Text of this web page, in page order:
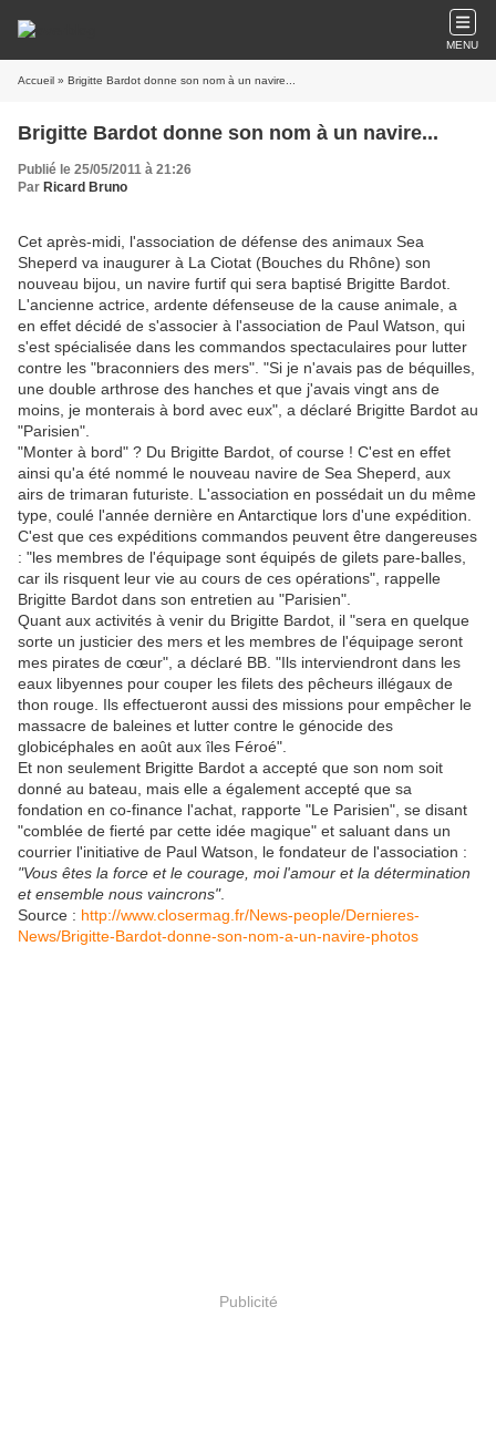
MENU
Accueil » Brigitte Bardot donne son nom à un navire...
Brigitte Bardot donne son nom à un navire...
Publié le 25/05/2011 à 21:26
Par Ricard Bruno
Cet après-midi, l'association de défense des animaux Sea
Sheperd va inaugurer à La Ciotat (Bouches du Rhône) son
nouveau bijou, un navire furtif qui sera baptisé Brigitte Bardot.
L'ancienne actrice, ardente défenseuse de la cause animale, a
en effet décidé de s'associer à l'association de Paul Watson, qui
s'est spécialisée dans les commandos spectaculaires pour lutter
contre les "braconniers des mers". "Si je n'avais pas de béquilles,
une double arthrose des hanches et que j'avais vingt ans de
moins, je monterais à bord avec eux", a déclaré Brigitte Bardot au
"Parisien".
"Monter à bord" ? Du Brigitte Bardot, of course ! C'est en effet
ainsi qu'a été nommé le nouveau navire de Sea Sheperd, aux
airs de trimaran futuriste. L'association en possédait un du même
type, coulé l'année dernière en Antarctique lors d'une expédition.
C'est que ces expéditions commandos peuvent être dangereuses
: "les membres de l'équipage sont équipés de gilets pare-balles,
car ils risquent leur vie au cours de ces opérations", rappelle
Brigitte Bardot dans son entretien au "Parisien".
Quant aux activités à venir du Brigitte Bardot, il "sera en quelque
sorte un justicier des mers et les membres de l'équipage seront
mes pirates de cœur", a déclaré BB. "Ils interviendront dans les
eaux libyennes pour couper les filets des pêcheurs illégaux de
thon rouge. Ils effectueront aussi des missions pour empêcher le
massacre de baleines et lutter contre le génocide des
globicéphales en août aux îles Féroé".
Et non seulement Brigitte Bardot a accepté que son nom soit
donné au bateau, mais elle a également accepté que sa
fondation en co-finance l'achat, rapporte "Le Parisien", se disant
"comblée de fierté par cette idée magique" et saluant dans un
courrier l'initiative de Paul Watson, le fondateur de l'association :
"Vous êtes la force et le courage, moi l'amour et la détermination
et ensemble nous vaincrons".
Source : http://www.closermag.fr/News-people/Dernieres-
News/Brigitte-Bardot-donne-son-nom-a-un-navire-photos
Publicité